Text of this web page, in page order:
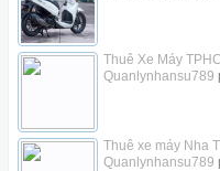
Thuê Xe Máy
Quanlynhansu789
Thuê xe máy Nha
Quanlynhansu789